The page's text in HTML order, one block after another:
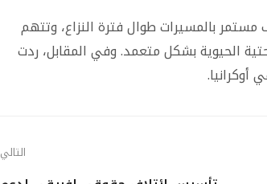
بالمسيرات طوال فترة النزاع، وتتهم
الحيوية بشكل متعمد. وفي المقابل، ردت
أوكرانيا.
التالي